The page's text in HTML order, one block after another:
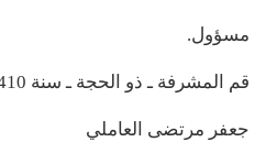
مسؤول.
قم المشرفة ـ ذو الحجة ـ سنة 1410 هـ . ق.
جعفر مرتضى العاملي